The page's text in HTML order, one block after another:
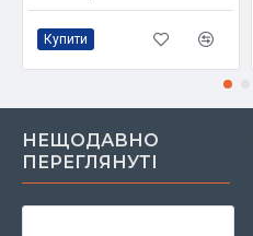
Купити
НЕЩОДАВНО
ПЕРЕГЛЯНУТІ